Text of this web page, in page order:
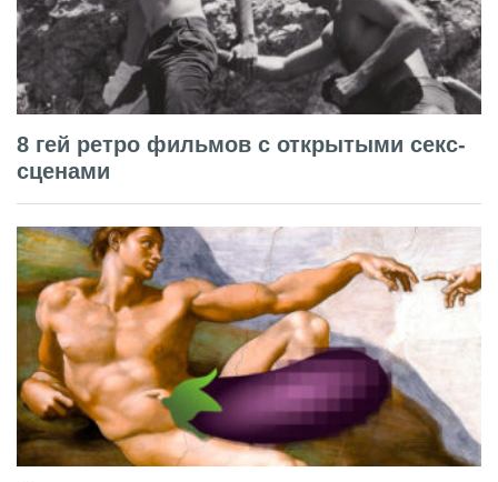
8 гей ретро фильмов с открытыми секс-
сценами